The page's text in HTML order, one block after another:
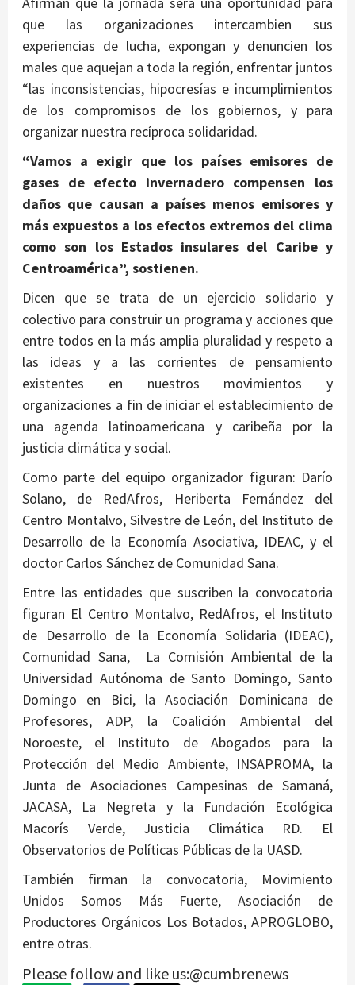
que las organizaciones intercambien sus
experiencias de lucha, expongan y denuncien los
males que aquejan a toda la región, enfrentar juntos
“las inconsistencias, hipocresías e incumplimientos
de los compromisos de los gobiernos, y para
organizar nuestra recíproca solidaridad.
“Vamos a exigir que los países emisores de
gases de efecto invernadero compensen los
daños que causan a países menos emisores y
más expuestos a los efectos extremos del clima
como son los Estados insulares del Caribe y
Centroamérica”, sostienen.
Dicen que se trata de un ejercicio solidario y
colectivo para construir un programa y acciones que
entre todos en la más amplia pluralidad y respeto a
las ideas y a las corrientes de pensamiento
existentes en nuestros movimientos y
organizaciones a fin de iniciar el establecimiento de
una agenda latinoamericana y caribeña por la
justicia climática y social.
Como parte del equipo organizador figuran: Darío
Solano, de RedAfros, Heriberta Fernández del
Centro Montalvo, Silvestre de León, del Instituto de
Desarrollo de la Economía Asociativa, IDEAC, y el
doctor Carlos Sánchez de Comunidad Sana.
Entre las entidades que suscriben la convocatoria
figuran El Centro Montalvo, RedAfros, el Instituto
de Desarrollo de la Economía Solidaria (IDEAC),
Comunidad Sana, La Comisión Ambiental de la
Universidad Autónoma de Santo Domingo, Santo
Domingo en Bici, la Asociación Dominicana de
Profesores, ADP, la Coalición Ambiental del
Noroeste, el Instituto de Abogados para la
Protección del Medio Ambiente, INSAPROMA, la
Junta de Asociaciones Campesinas de Samaná,
JACASA, La Negreta y la Fundación Ecológica
Macorís Verde, Justicia Climática RD. El
Observatorios de Políticas Públicas de la UASD.
También firman la convocatoria, Movimiento
Unidos Somos Más Fuerte, Asociación de
Productores Orgánicos Los Botados, APROGLOBO,
entre otras.
Please follow and like us:@cumbrenews